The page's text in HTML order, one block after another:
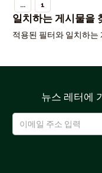
... 1
일치하는 게시물을
적용된 필터와 일치하는
뉴스 레터에